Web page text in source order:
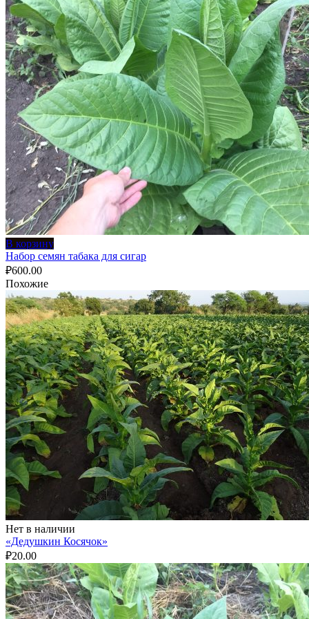
₽600.00.
В корзину
Набор семян табака для сигар
₽600.00
Похожие
Нет в наличии
«Дедушкин Косячок»
₽20.00